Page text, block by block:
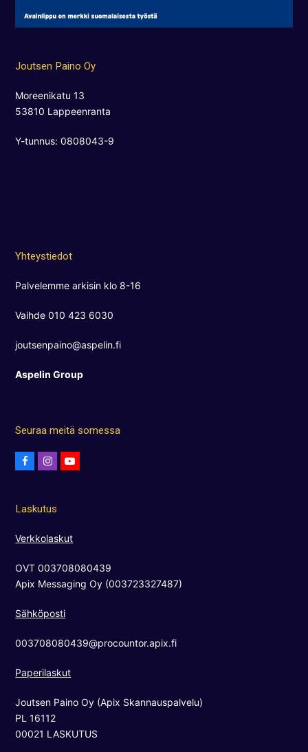
Joutsen Paino Oy
Moreenikatu 13
53810 Lappeenranta
Y-tunnus: 0808043-9
Yhteystiedot
Palvelemme arkisin klo 8-16
Vaihde 010 423 6030
joutsenpaino@aspelin.fi
Aspelin Group
Seuraa meitä somessa
F
e
b
o
k
I
t
a
r
a
m
e
Laskutus
Verkkolaskut
OVT 003708080439
Apix Messaging Oy (003723327487)
Sähköposti
003708080439@procountor.apix.fi
Paperilaskut
Joutsen Paino Oy (Apix Skannauspalvelu)
PL 16112
00021 LASKUTUS